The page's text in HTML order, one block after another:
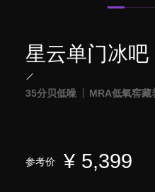
星云单门冰吧
35分贝低噪 MRA低氧窖藏
参考价 ¥ 5,399